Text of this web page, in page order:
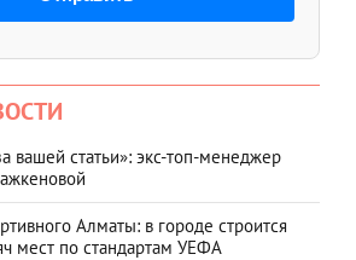
вашей статьи»: экс-топ-менеджер
Алматы: в городе строится
мест по стандартам УЕФА